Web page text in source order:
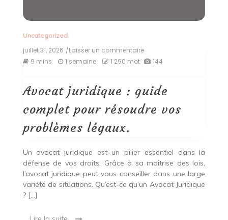
Uncategorized
juillet 31, 2026 /Laisser un commentaireon
Avocat
guide
complet
pour
résoudre
9 mins 1 semaine 1 290 mot 144
Avocat juridique : guide
complet pour résoudre vos
problèmes légaux.
Un avocat juridique est un pilier essentiel dans la
défense de vos droits. Grâce à sa maîtrise des lois,
l’avocat juridique peut vous conseiller dans une large
variété de situations. Qu’est-ce qu’un Avocat Juridique
? […]